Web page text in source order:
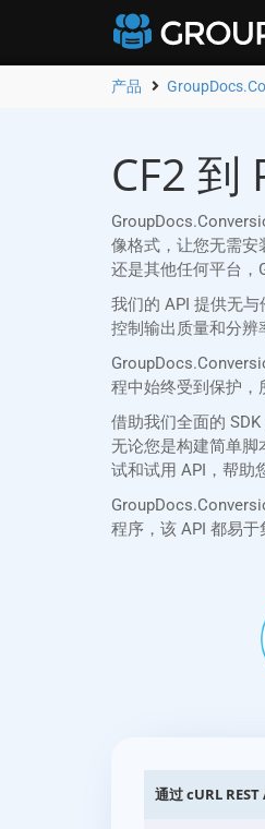
产品
CF2 到
像格式，让您无需安
还是其他任何平台，
我们的 API 提供无
控制输出质量和分辨
程中始终受到保护，
借助我们全面的
无论您是构建简单脚
试和试用 API，帮助
程序，该 API 都易于
通过 cURL REST